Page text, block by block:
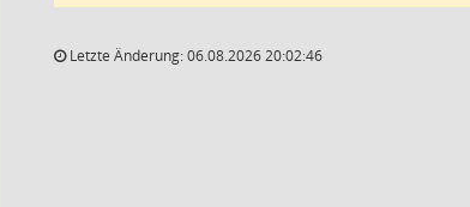
Letzte Änderung: 06.08.2026 20:02:46